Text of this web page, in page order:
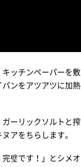
ッチンペーパーを敷
ンをアツアツに加熱
ーリックソルトと搾
アをちらします。
璧です！」とシメオ